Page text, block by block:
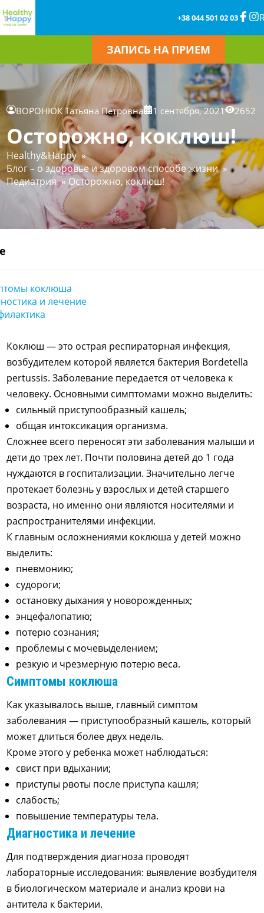
+38 044 501 02 03
ЗАПИСЬ НА ПРИЕМ
ВОРОНЮК Татьяна Петровна 1 сентября, 2021 2652
Осторожно, коклюш!
Healthy&Happy »
Блог – о здоровье и здоровом способе жизни »
Педиатрия » Осторожно, коклюш!
коклюша
и лечение
Коклюш — это острая респираторная инфекция,
возбудителем которой является бактерия Bordetella
pertussis. Заболевание передается от человека к
человеку. Основными симптомами можно выделить:
сильный приступообразный кашель;
общая интоксикация организма.
Сложнее всего переносят эти заболевания малыши и
дети до трех лет. Почти половина детей до 1 года
нуждаются в госпитализации. Значительно легче
протекает болезнь у взрослых и детей старшего
возраста, но именно они являются носителями и
распространителями инфекции.
К главным осложнениями коклюша у детей можно
выделить:
пневмонию;
судороги;
остановку дыхания у новорожденных;
энцефалопатию;
потерю сознания;
проблемы с мочевыделением;
резкую и чрезмерную потерю веса.
Симптомы коклюша
Как указывалось выше, главный симптом
заболевания — приступообразный кашель, который
может длиться более двух недель.
Кроме этого у ребенка может наблюдаться:
свист при вдыхании;
приступы рвоты после приступа кашля;
слабость;
повышение температуры тела.
Диагностика и лечение
Для подтверждения диагноза проводят
лабораторные исследования: выявление возбудителя
в биологическом материале и анализ крови на
антитела к бактерии.